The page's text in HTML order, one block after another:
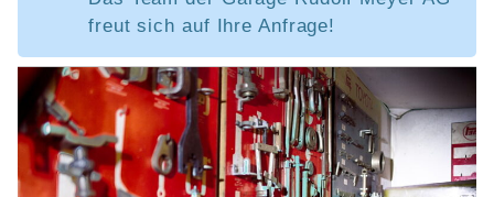
freut sich auf Ihre Anfrage!